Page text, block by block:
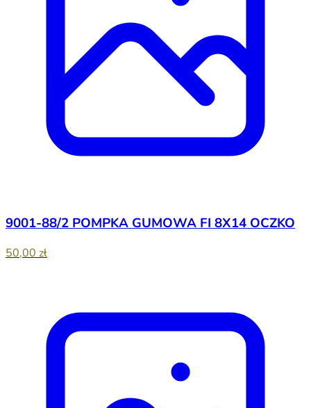
9001-88/2 POMPKA GUMOWA FI 8X14 OCZKO
50,00 zł